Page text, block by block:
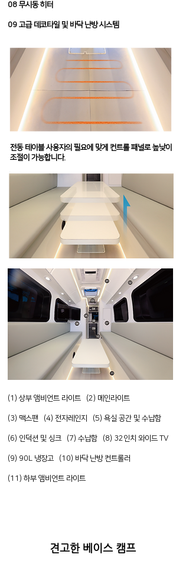
08 무시동 히터
09 고급 데코타일 및 바닥 난방 시스템
전동 테이블 ​사용자의 필요에 맞게 컨트롤 패널로 높낮이
조절이 가능합니다.
(1) 상부 앰비언트 라이트 (2) 메인라이트
(3) 맥스팬 (4) 전자레인지 (5) 욕실 공간 및 수납함
(6) 인덕션 및 싱크 (7) 수납함 (8) 32인치 와이드 TV
(9) 90L 냉장고 (10) 바닥 난방 컨트롤러
(11) 하부 앰비언트 라이트
견고한 베이스 캠프